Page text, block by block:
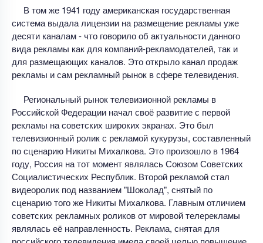
В том же 1941 году американская государственная
система выдала лицензии на размещение рекламы уже
десяти каналам - что говорило об актуальности данного
вида рекламы как для компаний-рекламодателей, так и
для размещающих каналов. Это открыло канал продаж
рекламы и сам рекламный рынок в сфере телевидения.
Региональный рынок телевизионной рекламы в
Российской Федерации начал своё развитие с первой
рекламы на советских широких экранах. Это был
телевизионный ролик с рекламой кукурузы, составленный
по сценарию Никиты Михалкова. Это произошло в 1964
году, Россия на тот момент являлась Союзом Советских
Социалистических Республик. Второй рекламой стал
видеоролик под названием "Шоколад", снятый по
сценарию того же Никиты Михалкова. Главным отличием
советских рекламных роликов от мировой телерекламы
являлась её направленность. Реклама, снятая для